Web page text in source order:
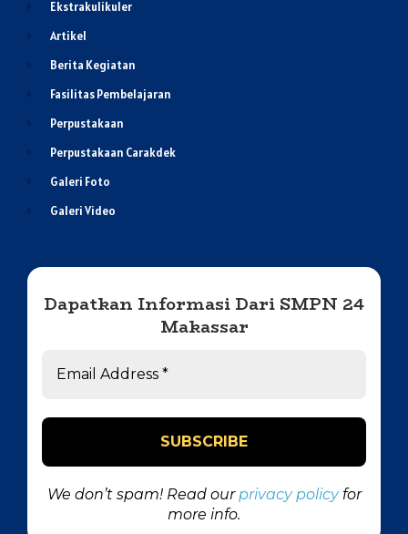
Ekstrakulikuler
Artikel
Berita Kegiatan
Fasilitas Pembelajaran
Perpustakaan
Perpustakaan Carakdek
Galeri Foto
Galeri Video
Dapatkan Informasi Dari SMPN 24
Makassar
We don’t spam! Read ourprivacy policyfor
more info.